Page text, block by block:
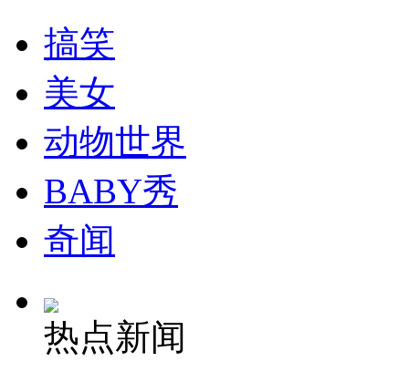
纽约上演“枕头大战”
司机酒驾遇交警 急速倒车逃窜
搞笑
美女
动物世界
BABY秀
奇闻
热点新闻